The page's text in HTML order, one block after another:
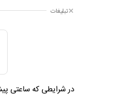
تبلیغات
در شرایطی که ساعتی